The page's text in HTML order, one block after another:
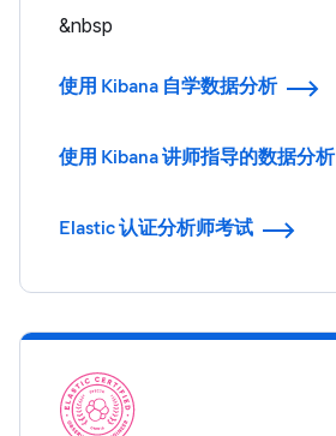
&nbsp
使用 Kibana 自学数据分析
使用 Kibana 讲师指导的数据分析
Elastic 认证分析师考试